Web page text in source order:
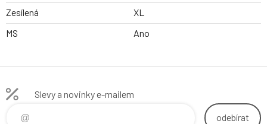
Zesílená
XL
MS
Ano
Slevy a novinky e-mailem
odebírat